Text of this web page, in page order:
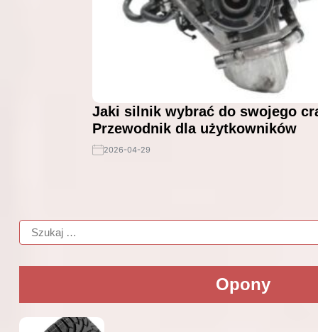
Jaki silnik wybrać do swojego
Przewodnik dla użytkowników
2026-04-29
Opony